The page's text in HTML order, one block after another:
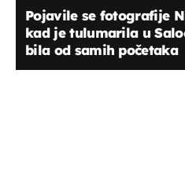
Pojavile se fotografije
kad je tulumarila u
bila od samih početaka